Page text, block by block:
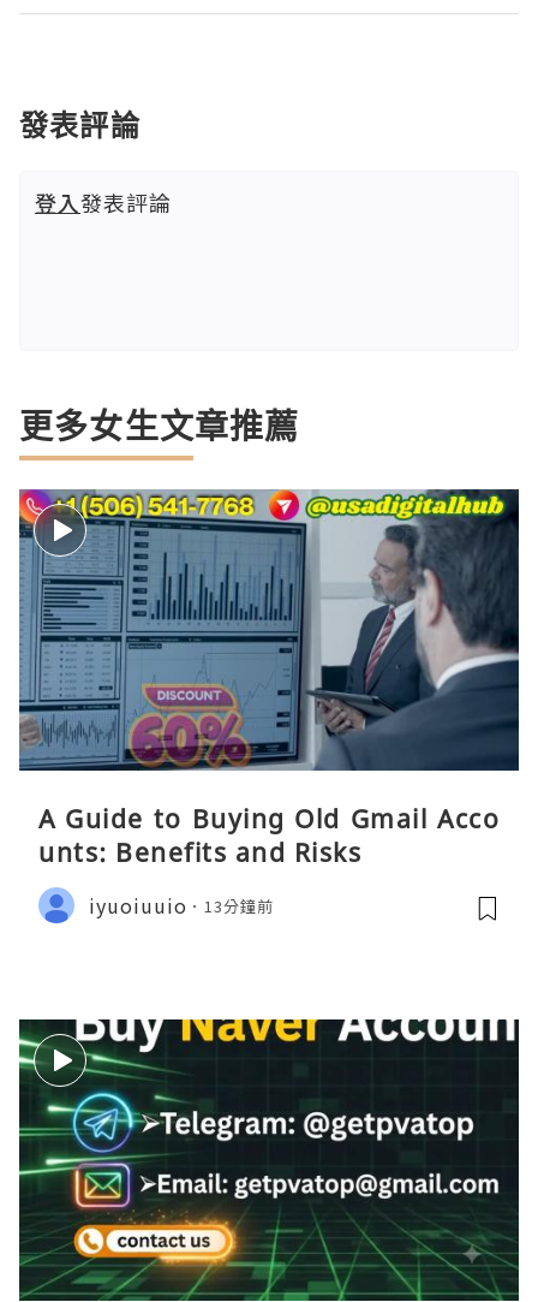
發表評論
登入發表評論
更多女生文章推薦
A Guide to Buying Old Gmail Acco
unts: Benefits and Risks
iyuoiuuio 13分鐘前